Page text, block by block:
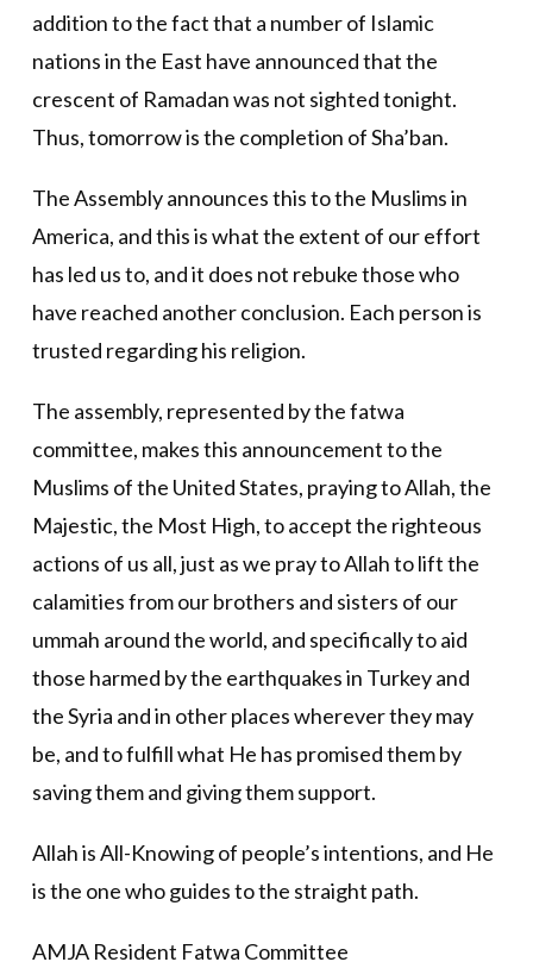
addition to the fact that a number of Islamic
nations in the East have announced that the
crescent of Ramadan was not sighted tonight.
Thus, tomorrow is the completion of Sha’ban.
The Assembly announces this to the Muslims in
America, and this is what the extent of our effort
has led us to, and it does not rebuke those who
have reached another conclusion. Each person is
trusted regarding his religion.
The assembly, represented by the fatwa
committee, makes this announcement to the
Muslims of the United States, praying to Allah, the
Majestic, the Most High, to accept the righteous
actions of us all, just as we pray to Allah to lift the
calamities from our brothers and sisters of our
ummah around the world, and specifically to aid
those harmed by the earthquakes in Turkey and
the Syria and in other places wherever they may
be, and to fulfill what He has promised them by
saving them and giving them support.
Allah is All-Knowing of people’s intentions, and He
is the one who guides to the straight path.
AMJA Resident Fatwa Committee